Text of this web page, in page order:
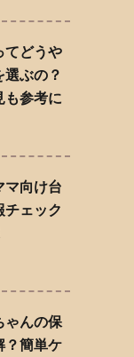
てどうや
選ぶの？
も参考に
マ向け台
チェック
ゃんの保
？簡単ケ